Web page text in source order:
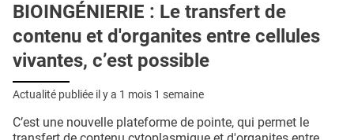
E-REVUE SAD
THÉMA
L'APP
liste
BIOINGÉNIERIE : Le transfert de
contenu et d'organites entre cellules
vivantes, c’est possible
Actualité publiée il y a 1 mois 1 semaine
C’est une nouvelle plateforme de pointe, qui permet le